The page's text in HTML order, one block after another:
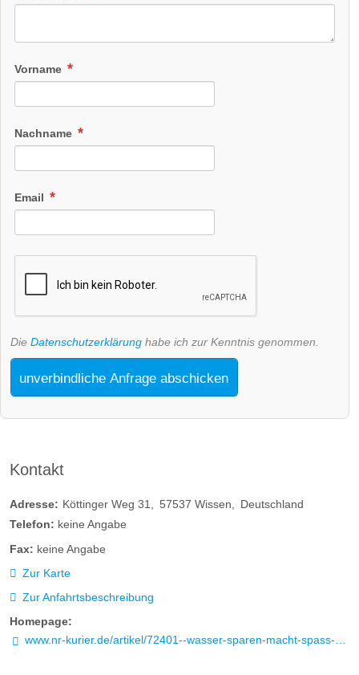
Vorname
Nachname
Email
Die Datenschutzerklärung habe ich zur Kenntnis genommen.
unverbindliche Anfrage abschicken
Kontakt
Adresse: Köttinger Weg 31 57537 Wissen
Deutschland
Telefon: keine Angabe
Fax: keine Angabe
Zur Karte
Zur Anfahrtsbeschreibung
Homepage:
www.nr-kurier.de/artikel/72401--wasser-sparen-macht-spass----wasserprojekt-der-marienschule